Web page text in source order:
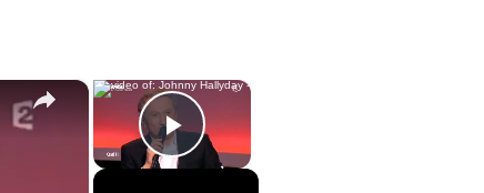
×
Play Video
×